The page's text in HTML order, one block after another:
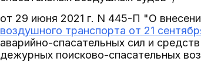
от 29 июня 2021 г. N 445-П "О
воздушного транспорта от 21
аварийно-спасательных сил и
дежурных поисково-спасательных